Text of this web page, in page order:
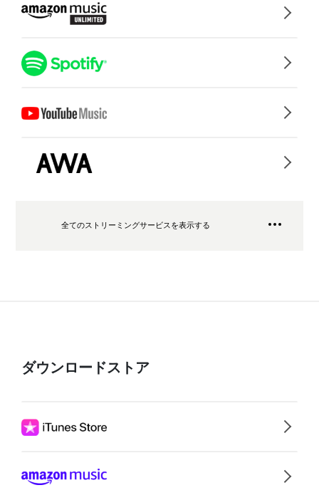
全てのストリーミングサービスを表示する
ダウンロードストア